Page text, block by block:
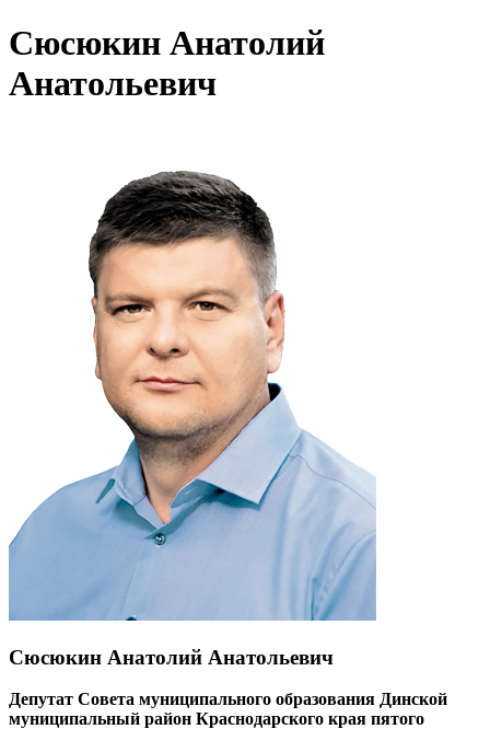
Сюсюкин Анатолий
Анатольевич
Сюсюкин Анатолий Анатольевич
Депутат Совета муниципального образования Динской
муниципальный район Краснодарского края пятого